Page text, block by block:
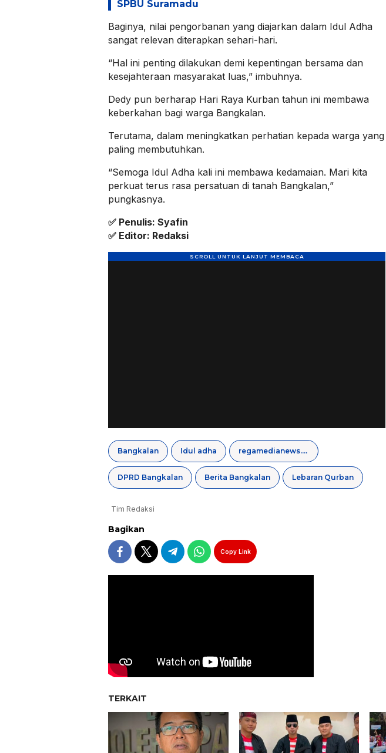
SPBU Suramadu
​Baginya, nilai pengorbanan yang diajarkan dalam Idul Adha
sangat relevan diterapkan sehari-hari.
“Hal ini penting dilakukan demi kepentingan bersama dan
kesejahteraan masyarakat luas,” imbuhnya.
​Dedy pun berharap Hari Raya Kurban tahun ini membawa
keberkahan bagi warga Bangkalan.
Terutama, dalam meningkatkan perhatian kepada warga yang
paling membutuhkan.
​“Semoga Idul Adha kali ini membawa kedamaian. Mari kita
perkuat terus rasa persatuan di tanah Bangkalan,”
pungkasnya.
✅ Penulis: Syafin
✅ Editor: Redaksi
Bangkalan Idul adha regamedianews.com
DPRD Bangkalan Berita Bangkalan Lebaran Qurban
Tim Redaksi
Bagikan
Copy Link
TERKAIT